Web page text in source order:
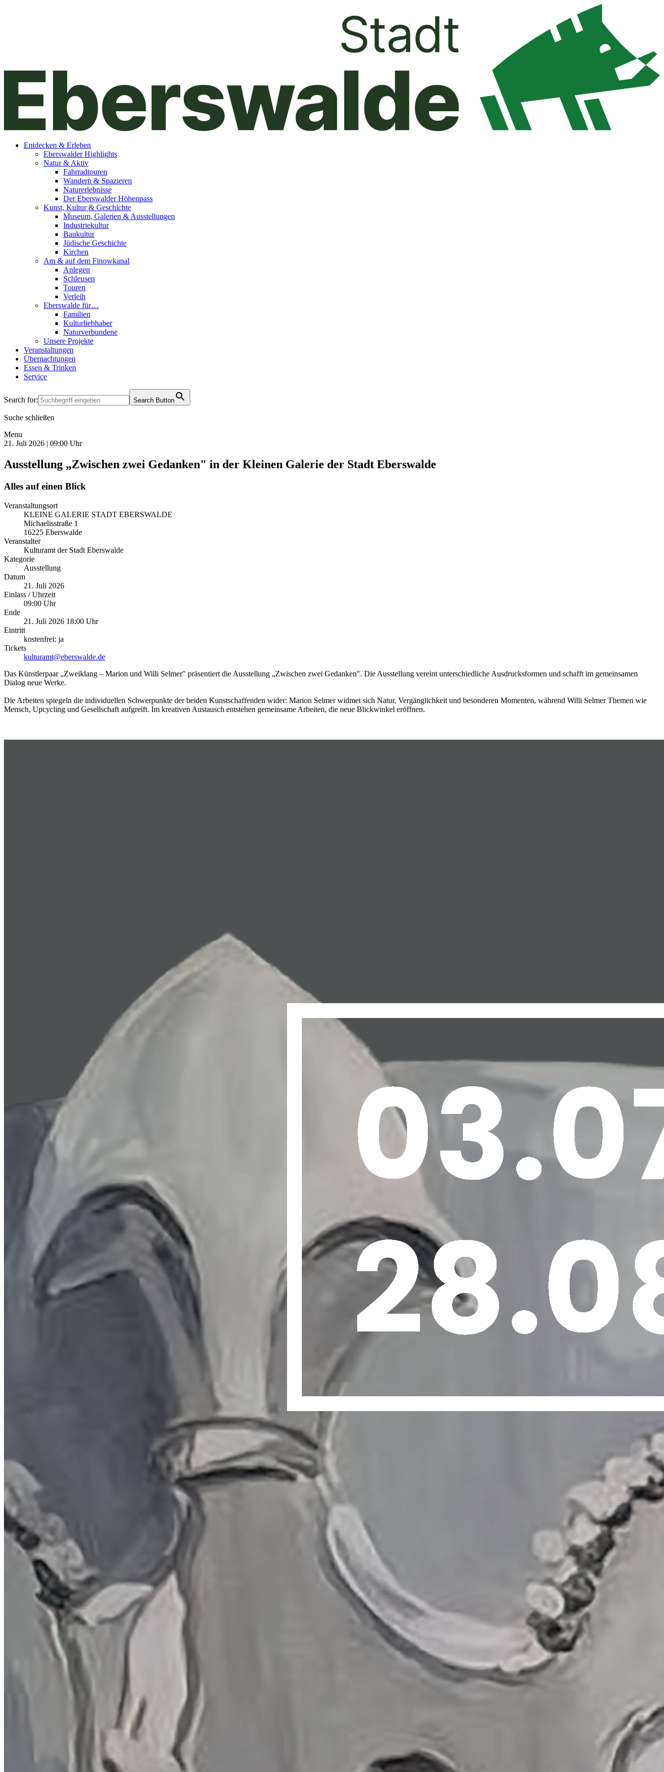
Entdecken & Erleben
Eberswalder Highlights
Natur & Aktiv
Fahrradtouren
Wandern & Spazieren
Naturerlebnisse
Der Eberswalder Höhenpass
Kunst, Kultur & Geschichte
Museum, Galerien & Ausstellungen
Industriekultur
Baukultur
Jüdische Geschichte
Kirchen
Am & auf dem Finowkanal
Anlegen
Schleusen
Touren
Verleih
Eberswalde für…
Familien
Kulturliebhaber
Naturverbundene
Unsere Projekte
Veranstaltungen
Übernachtungen
Essen & Trinken
Service
Search for: Search Button
Suche schließen
Menu
21. Juli 2026 | 09:00 Uhr
Ausstellung „Zwischen zwei Gedanken" in der Kleinen Galerie der Stadt Eberswalde
Alles auf einen Blick
Veranstaltungsort
KLEINE GALERIE STADT EBERSWALDE
Michaelisstraße 1
16225 Eberswalde
Veranstalter
Kulturamt der Stadt Eberswalde
Kategorie
Ausstellung
Datum
21. Juli 2026
Einlass / Uhrzeit
09:00 Uhr
Ende
21. Juli 2026 18:00 Uhr
Eintritt
kostenfrei: ja
Tickets
kulturamt@eberswalde.de
Das Künstlerpaar „Zweiklang – Marion und Willi Selmer" präsentiert die Ausstellung „Zwischen zwei Gedanken". Die Ausstellung vereint unterschiedliche Ausdrucksformen und schafft im gemeinsamen
Dialog neue Werke.
Die Arbeiten spiegeln die individuellen Schwerpunkte der beiden Kunstschaffenden wider: Marion Selmer widmet sich Natur, Vergänglichkeit und besonderen Momenten, während Willi Selmer Themen wie
Mensch, Upcycling und Gesellschaft aufgreift. Im kreativen Austausch entstehen gemeinsame Arbeiten, die neue Blickwinkel eröffnen.